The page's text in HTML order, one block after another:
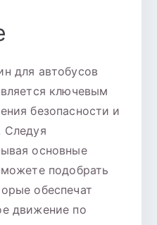
для автобусов
ключевым
безопасности и
Следуя
основные
подобрать
обеспечат
движение по